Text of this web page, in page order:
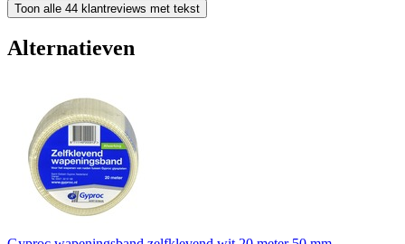
Toon alle 44 klantreviews met tekst
Alternatieven